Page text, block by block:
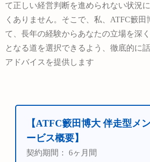
て正しい経営判断を進められない状況
くありません。そこで、私、ATFC籔田
て、長年の経験からあなたの立場を深
となる道を選択できるよう、徹底的に
アドバイスを提供します
【ATFC籔田博大 伴走型メ
ービス概要】
契約期間：
6ヶ月間